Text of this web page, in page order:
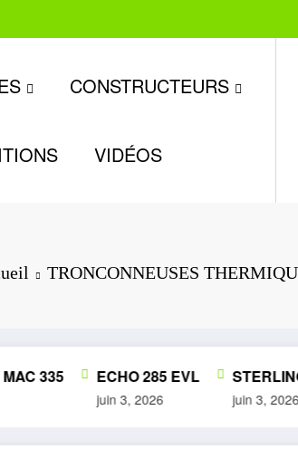
CONSTRUCTEURS
VIDÉOS
TRONCONNEUSES
335 ECHO 285 EVL
juin 3, 2026
STERLING
juin 3, 2026